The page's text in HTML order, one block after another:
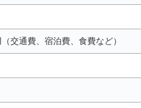
交通費、宿泊費、食費など）